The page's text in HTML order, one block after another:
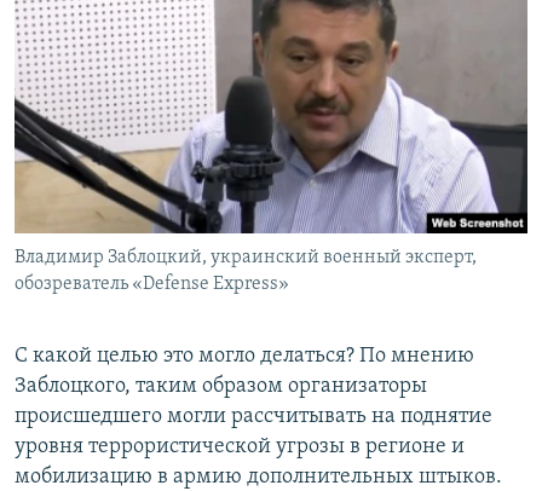
Владимир Заблоцкий, украинский военный эксперт,
обозреватель «Defense Express»
С какой целью это могло делаться? По мнению
Заблоцкого, таким образом организаторы
происшедшего могли рассчитывать на поднятие
уровня террористической угрозы в регионе и
мобилизацию в армию дополнительных штыков.